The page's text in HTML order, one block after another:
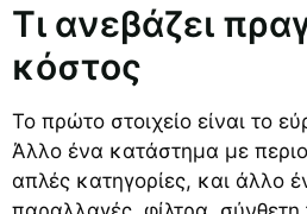
Τι ανεβάζει
κόστος
Το πρώτο στοιχείο είναι το
Άλλο ένα κατάστημα με
απλές κατηγορίες, και άλλο